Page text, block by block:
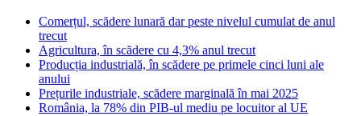
Comerțul, scădere lunară dar peste nivelul cumulat de anul
trecut
Agricultura, în scădere cu 4,3% anul trecut
Producția industrială, în scădere pe primele cinci luni ale
anului
Prețurile industriale, scădere marginală în mai 2025
România, la 78% din PIB-ul mediu pe locuitor al UE